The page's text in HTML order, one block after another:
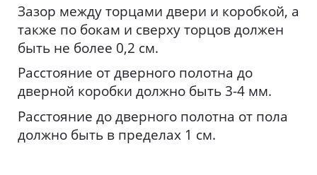
Зазор между торцами двери и коробкой, а
также по бокам и сверху торцов должен
быть не более 0,2 см.
Расстояние от дверного полотна до
дверной коробки должно быть 3-4 мм.
Расстояние до дверного полотна от пола
должно быть в пределах 1 см.